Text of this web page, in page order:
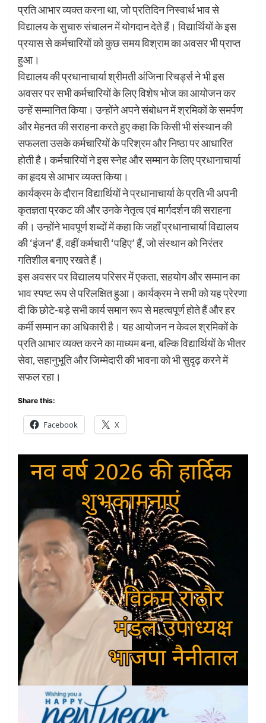
प्रति आभार व्यक्त करना था, जो प्रतिदिन निस्वार्थ भाव से
विद्यालय के सुचारु संचालन में योगदान देते हैं। विद्यार्थियों के इस
प्रयास से कर्मचारियों को कुछ समय विश्राम का अवसर भी प्राप्त
हुआ।
विद्यालय की प्रधानाचार्या श्रीमती अंजिना रिचर्ड्स ने भी इस
अवसर पर सभी कर्मचारियों के लिए विशेष भोज का आयोजन कर
उन्हें सम्मानित किया। उन्होंने अपने संबोधन में श्रमिकों के समर्पण
और मेहनत की सराहना करते हुए कहा कि किसी भी संस्थान की
सफलता उसके कर्मचारियों के परिश्रम और निष्ठा पर आधारित
होती है। कर्मचारियों ने इस स्नेह और सम्मान के लिए प्रधानाचार्या
का हृदय से आभार व्यक्त किया।
कार्यक्रम के दौरान विद्यार्थियों ने प्रधानाचार्या के प्रति भी अपनी
कृतज्ञता प्रकट की और उनके नेतृत्व एवं मार्गदर्शन की सराहना
की। उन्होंने भावपूर्ण शब्दों में कहा कि जहाँ प्रधानाचार्या विद्यालय
की ‘इंजन’ हैं, वहीं कर्मचारी ‘पहिए’ हैं, जो संस्थान को निरंतर
गतिशील बनाए रखते हैं।
इस अवसर पर विद्यालय परिसर में एकता, सहयोग और सम्मान का
भाव स्पष्ट रूप से परिलक्षित हुआ। कार्यक्रम ने सभी को यह प्रेरणा
दी कि छोटे-बड़े सभी कार्य समान रूप से महत्वपूर्ण होते हैं और हर
कर्मी सम्मान का अधिकारी है। यह आयोजन न केवल श्रमिकों के
प्रति आभार व्यक्त करने का माध्यम बना, बल्कि विद्यार्थियों के भीतर
सेवा, सहानुभूति और जिम्मेदारी की भावना को भी सुदृढ़ करने में
सफल रहा।
Share this:
Facebook X